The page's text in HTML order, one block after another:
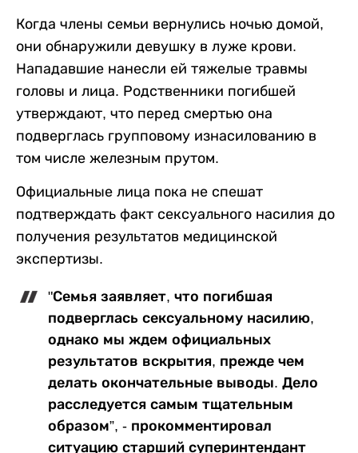
Когда члены семьи вернулись ночью домой,
они обнаружили девушку в луже крови.
Нападавшие нанесли ей тяжелые травмы
головы и лица. Родственники погибшей
утверждают, что перед смертью она
подверглась групповому изнасилованию в
том числе железным прутом.
Официальные лица пока не спешат
подтверждать факт сексуального насилия до
получения результатов медицинской
экспертизы.
"Семья заявляет, что погибшая
подверглась сексуальному насилию,
однако мы ждем официальных
результатов вскрытия, прежде чем
делать окончательные выводы. Дело
расследуется самым тщательным
образом”, - прокомментировал
ситуацию старший суперинтендант